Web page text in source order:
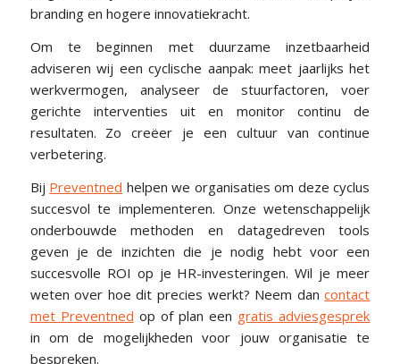
branding en hogere innovatiekracht.
Om te beginnen met duurzame inzetbaarheid
adviseren wij een cyclische aanpak: meet jaarlijks het
werkvermogen, analyseer de stuurfactoren, voer
gerichte interventies uit en monitor continu de
resultaten. Zo creëer je een cultuur van continue
verbetering.
Bij Preventned helpen we organisaties om deze cyclus
succesvol te implementeren. Onze wetenschappelijk
onderbouwde methoden en datagedreven tools
geven je de inzichten die je nodig hebt voor een
succesvolle ROI op je HR-investeringen. Wil je meer
weten over hoe dit precies werkt? Neem dancontact
met Preventned op of plan een gratis adviesgesprek
in om de mogelijkheden voor jouw organisatie te
bespreken.